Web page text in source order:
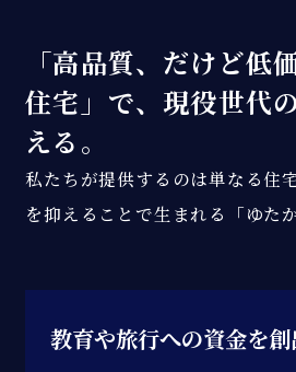
「高品質、だけど低
住宅」で、現役世代
える。
私たちが提供するのは単なる住
を抑えることで生まれる「ゆた
教育や旅行への資金を創